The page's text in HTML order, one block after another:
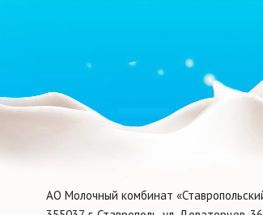
АО Молочный комбинат